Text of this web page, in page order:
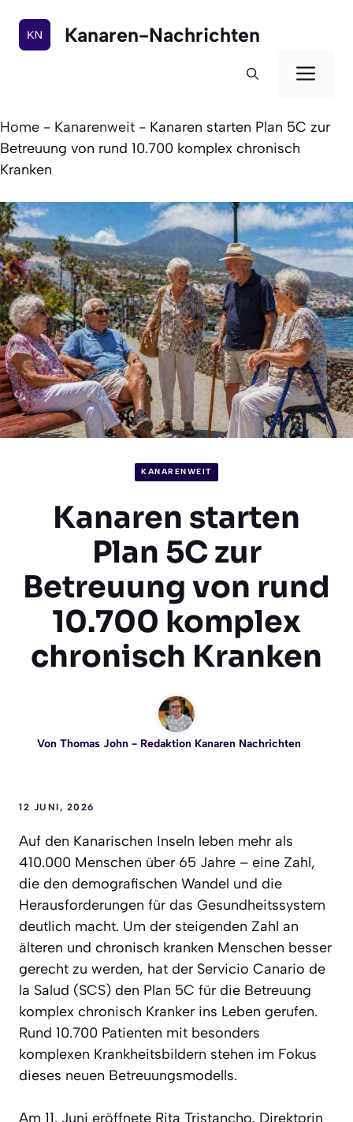
Inhalt
springen
Kanaren-Nachrichten
Home - Kanarenweit - Kanaren starten Plan 5C zur
Betreuung von rund 10.700 komplex chronisch
Kranken
KANARENWEIT
Kanaren starten
Plan 5C zur
Betreuung von rund
10.700 komplex
chronisch Kranken
Von Thomas John- Redaktion Kanaren Nachrichten
12 JUNI, 2026
Auf den Kanarischen Inseln leben mehr als
410.000 Menschen über 65 Jahre – eine Zahl,
die den demografischen Wandel und die
Herausforderungen für das Gesundheitssystem
deutlich macht. Um der steigenden Zahl an
älteren und chronisch kranken Menschen besser
gerecht zu werden, hat der Servicio Canario de
la Salud (SCS) den Plan 5C für die Betreuung
komplex chronisch Kranker ins Leben gerufen.
Rund 10.700 Patienten mit besonders
komplexen Krankheitsbildern stehen im Fokus
dieses neuen Betreuungsmodells.
Am 11. Juni eröffnete Rita Tristancho, Direktorin